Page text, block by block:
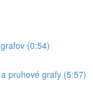
(0:54)
pruhové grafy (5:57)